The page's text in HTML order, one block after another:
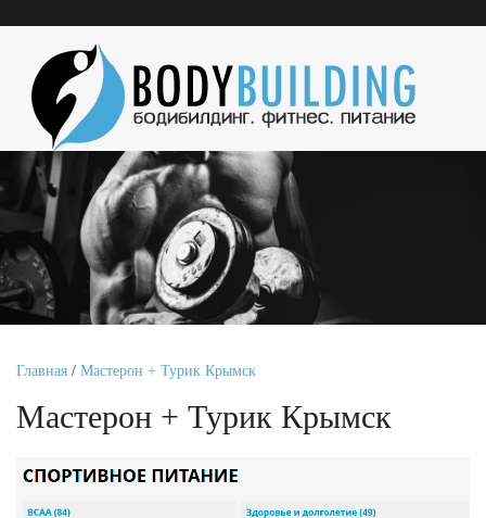
Главная / Мастерон + Турик Крымск
Мастерон + Турик Крымск